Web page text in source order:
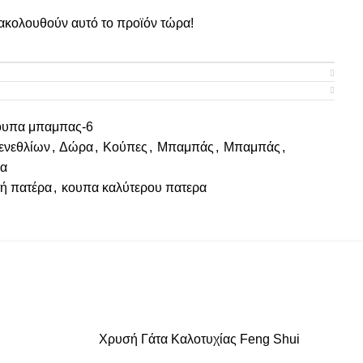
αυτό το προϊόν τώρα!
μπαμπας-6
, Δώρα, Κούπες , Μπαμπάς , Μπαμπάς ,
πατέρα, κουπα καλύτερου πατερα
Χρυσή Γάτα Καλοτυχίας Feng Shui